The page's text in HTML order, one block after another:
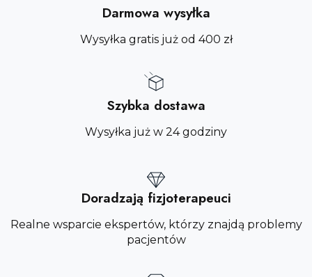
Darmowa wysyłka
Wysyłka gratis już od 400 zł
Szybka dostawa
Wysyłka już w 24 godziny
Doradzają fizjoterapeuci
Realne wsparcie ekspertów, którzy znajdą problemy
pacjentów